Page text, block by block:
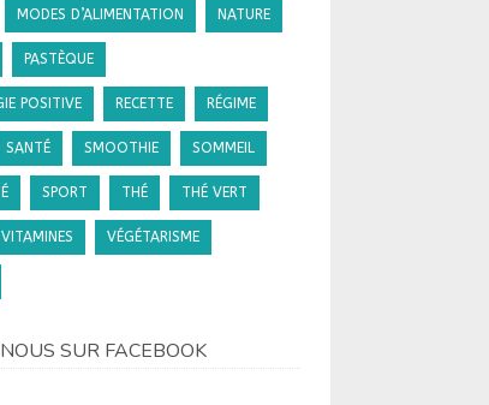
MODES D’ALIMENTATION NATURE
PASTÈQUE
POSITIVE RECETTE RÉGIME
SANTÉ SMOOTHIE SOMMEIL
SPORT THÉ THÉ VERT
VITAMINES VÉGÉTARISME
SUR FACEBOOK